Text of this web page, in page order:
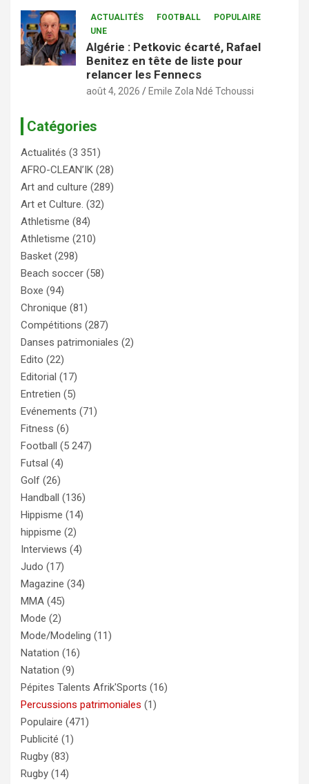
ACTUALITÉS FOOTBALL
POPULAIRE
UNE
Algérie : Petkovic écarté, Rafael
Benitez en tête de liste pour
relancer les Fennecs
août 4, 2026 Emile Zola Ndé Tchoussi
Catégories
Actualités (3 351)
AFRO-CLEAN’IK (28)
Art and culture (289)
Art et Culture. (32)
Athletisme (84)
Athletisme (210)
Basket (298)
Beach soccer (58)
Boxe (94)
Chronique (81)
Compétitions (287)
Danses patrimoniales (2)
Edito (22)
Editorial (17)
Entretien (5)
Evénements (71)
Fitness (6)
Football (5 247)
Futsal (4)
Golf (26)
Handball (136)
Hippisme (14)
hippisme (2)
Interviews (4)
Judo (17)
Magazine (34)
MMA (45)
Mode (2)
Mode/Modeling (11)
Natation (16)
Natation (9)
Pépites Talents Afrik'Sports (16)
Percussions patrimoniales (1)
Populaire (471)
Publicité (1)
Rugby (83)
Rugby (14)